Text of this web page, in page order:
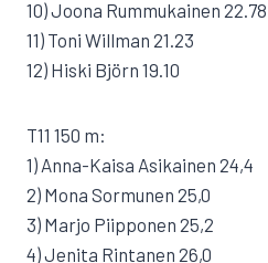
10) Joona Rummukainen 22.78
11) Toni Willman 21.23
12) Hiski Björn 19.10
T11 150 m:
1) Anna-Kaisa Asikainen 24,4
2) Mona Sormunen 25,0
3) Marjo Piipponen 25,2
4) Jenita Rintanen 26,0